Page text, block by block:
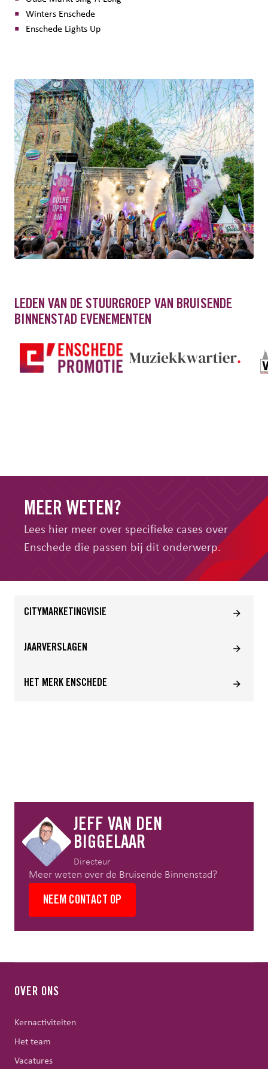
Winters Enschede
Enschede Lights Up
LEDEN VAN DE STUURGROEP VAN BRUISENDE
BINNENSTAD EVENEMENTEN
MEER WETEN?
Lees hier meer over specifieke cases over
Enschede die passen bij dit onderwerp.
CITYMARKETINGVISIE
JAARVERSLAGEN
HET MERK ENSCHEDE
JEFF VAN DEN
BIGGELAAR
Directeur
Meer weten over de Bruisende Binnenstad?
NEEM CONTACT OP
OVER ONS
Kernactiviteiten
Het team
Vacatures